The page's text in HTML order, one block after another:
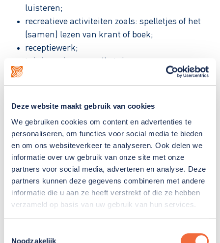
Deze website maakt gebruik van cookies
We gebruiken cookies om content en advertenties te
personaliseren, om functies voor social media te bieden
en om ons websiteverkeer te analyseren. Ook delen we
informatie over uw gebruik van onze site met onze
partners voor social media, adverteren en analyse. Deze
partners kunnen deze gegevens combineren met andere
informatie die u aan ze heeft verstrekt of die ze hebben
verzameld op basis van uw gebruik van hun services.
Noodzakelijk
luisteren;
recreatieve activiteiten zoals: spelletjes of het
(samen) lezen van krant of boek;
receptiewerk;
tuinieren in onze volkstuin;
inloop voor computerproblemen of een beetje
extra hulp.
Activiteitencentrum Sparring in
beeld, bekijk de video:
Begeleiding
Iedere groep heeft een begeleider. Er zijn meerdere
begeleiders maar eén van hen is persoonlijk
begeleider. De persoonlijk begeleider bespreekt